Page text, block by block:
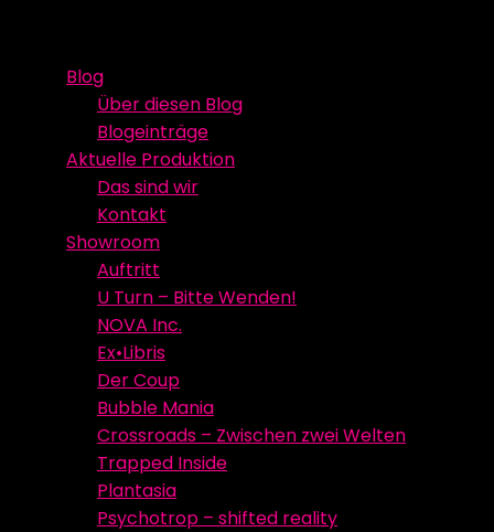
contentBlog
Über diesen Blog
Blogeinträge
Aktuelle Produktion
Das sind wir
Kontakt
Showroom
Auftritt
U Turn – Bitte Wenden!
NOVA Inc.
Ex•Libris
Der Coup
Bubble Mania
Crossroads – Zwischen zwei Welten
Trapped Inside
Plantasia
Psychotrop – shifted reality